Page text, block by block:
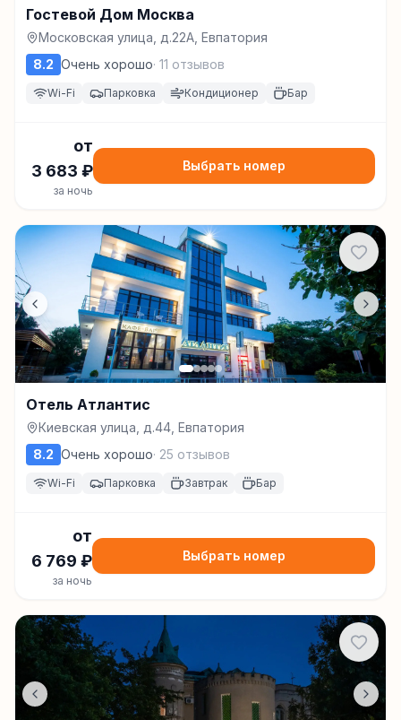
Гостевой Дом Москва
Московская улица, д.22А, Евпатория
8.2 Очень хорошо· 11 отзывов
Wi-Fi Парковка Кондиционер Бар
от
3 683 ₽
за ночь
Выбрать номер
Отель Атлантис
Киевская улица, д.44, Евпатория
8.2 Очень хорошо· 25 отзывов
Wi-Fi Парковка Завтрак Бар
от
6 769 ₽
за ночь
Выбрать номер